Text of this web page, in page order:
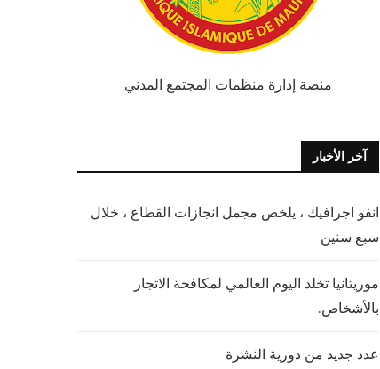
منصة إدارة منظمات المجتمع المدني
آخر الأخبار
انفو اجرافيك ، يلخص مجمل انجازات القطاع ، خلال
سبع سنين
موريتانيا تخلد اليوم العالمي لمكافحة الاتجار
بالأشخاص.
عدد جديد من دورية النشرة